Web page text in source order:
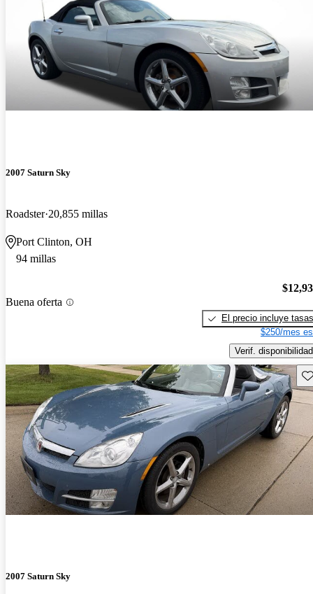
2007 Saturn Sky
Roadster 20,855 millas
Port Clinton, OH
94 millas
Buena oferta
El precio incluye tasas
$250/mes
Verif. disponibilidad
2007 Saturn Sky